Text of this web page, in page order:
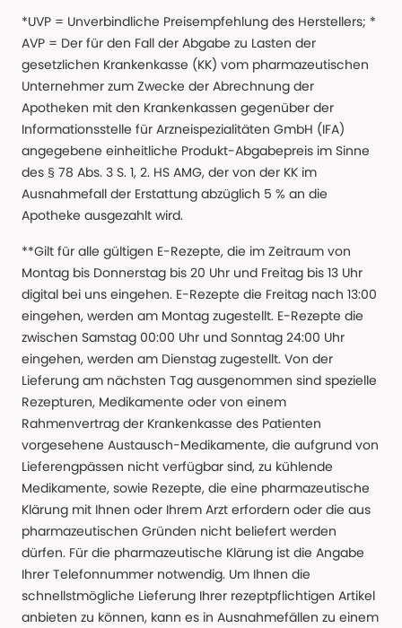
*UVP = Unverbindliche Preisempfehlung des Herstellers; *
AVP = Der für den Fall der Abgabe zu Lasten der
gesetzlichen Krankenkasse (KK) vom pharmazeutischen
Unternehmer zum Zwecke der Abrechnung der
Apotheken mit den Krankenkassen gegenüber der
Informationsstelle für Arzneispezialitäten GmbH (IFA)
angegebene einheitliche Produkt-Abgabepreis im Sinne
des § 78 Abs. 3 S. 1, 2. HS AMG, der von der KK im
Ausnahmefall der Erstattung abzüglich 5 % an die
Apotheke ausgezahlt wird.
**Gilt für alle gültigen E-Rezepte, die im Zeitraum von
Montag bis Donnerstag bis 20 Uhr und Freitag bis 13 Uhr
digital bei uns eingehen. E-Rezepte die Freitag nach 13:00
eingehen, werden am Montag zugestellt. E-Rezepte die
zwischen Samstag 00:00 Uhr und Sonntag 24:00 Uhr
eingehen, werden am Dienstag zugestellt. Von der
Lieferung am nächsten Tag ausgenommen sind spezielle
Rezepturen, Medikamente oder von einem
Rahmenvertrag der Krankenkasse des Patienten
vorgesehene Austausch-Medikamente, die aufgrund von
Lieferengpässen nicht verfügbar sind, zu kühlende
Medikamente, sowie Rezepte, die eine pharmazeutische
Klärung mit Ihnen oder Ihrem Arzt erfordern oder die aus
pharmazeutischen Gründen nicht beliefert werden
dürfen. Für die pharmazeutische Klärung ist die Angabe
Ihrer Telefonnummer notwendig. Um Ihnen die
schnellstmögliche Lieferung Ihrer rezeptpflichtigen Artikel
anbieten zu können, kann es in Ausnahmefällen zu einem